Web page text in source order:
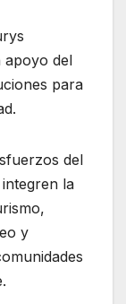
apoyo del
para
del
la
y